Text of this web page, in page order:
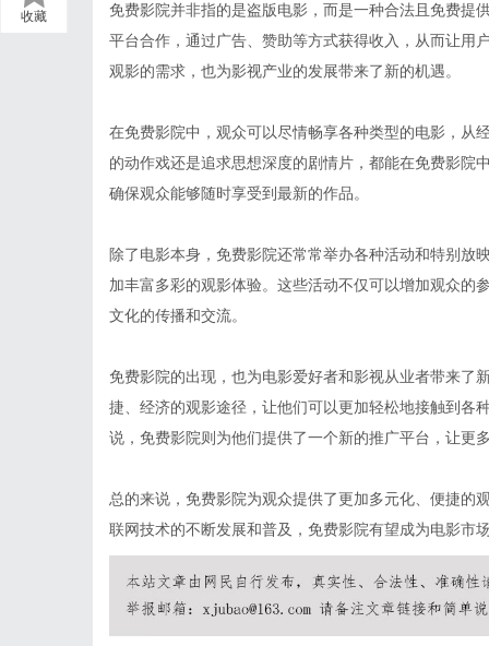
收藏
免费影院并非指的是盗版电影，而是一种合法且免费提
平台合作，通过广告、赞助等方式获得收入，从而让用
观影的需求，也为影视产业的发展带来了新的机遇。
在免费影院中，观众可以尽情畅享各种类型的电影，从
的动作戏还是追求思想深度的剧情片，都能在免费影院
确保观众能够随时享受到最新的作品。
除了电影本身，免费影院还常常举办各种活动和特别放
加丰富多彩的观影体验。这些活动不仅可以增加观众的
文化的传播和交流。
免费影院的出现，也为电影爱好者和影视从业者带来了
捷、经济的观影途径，让他们可以更加轻松地接触到各
说，免费影院则为他们提供了一个新的推广平台，让更
总的来说，免费影院为观众提供了更加多元化、便捷的
联网技术的不断发展和普及，免费影院有望成为电影市